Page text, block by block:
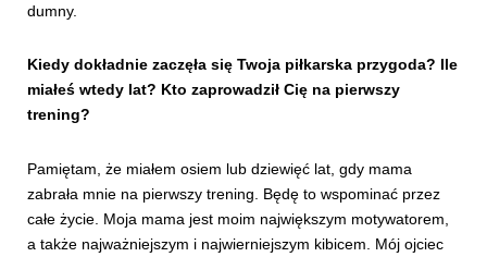
dumny.
Kiedy dokładnie zaczęła się Twoja piłkarska przygoda? Ile
miałeś wtedy lat? Kto zaprowadził Cię na pierwszy
trening?
Pamiętam, że miałem osiem lub dziewięć lat, gdy mama
zabrała mnie na pierwszy trening. Będę to wspominać przez
całe życie. Moja mama jest moim największym motywatorem,
a także najważniejszym i najwierniejszym kibicem. Mój ojciec